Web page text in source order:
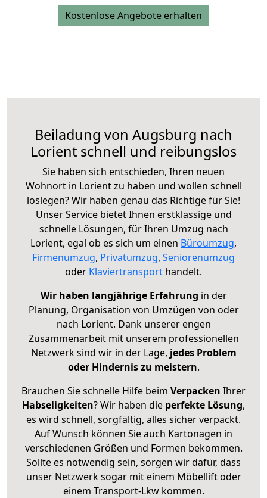
Kostenlose Angebote erhalten
Beiladung von Augsburg nach
Lorient schnell und reibungslos
Sie haben sich entschieden, Ihren neuen
Wohnort in Lorient zu haben und wollen schnell
loslegen? Wir haben genau das Richtige für Sie!
Unser Service bietet Ihnen erstklassige und
schnelle Lösungen, für Ihren Umzug nach
Lorient, egal ob es sich um einen Büroumzug,
Firmenumzug, Privatumzug, Seniorenumzug
oder Klaviertransport handelt.
Wir haben langjährige Erfahrung in der
Planung, Organisation von Umzügen von oder
nach Lorient. Dank unserer engen
Zusammenarbeit mit unserem professionellen
Netzwerk sind wir in der Lage, jedes Problem
oder Hindernis zu meistern.
Brauchen Sie schnelle Hilfe beim Verpacken Ihrer
Habseligkeiten? Wir haben die perfekte Lösung,
es wird schnell, sorgfältig, alles sicher verpackt.
Auf Wunsch können Sie auch Kartonagen in
verschiedenen Größen und Formen bekommen.
Sollte es notwendig sein, sorgen wir dafür, dass
unser Netzwerk sogar mit einem Möbellift oder
einem Transport-Lkw kommen.